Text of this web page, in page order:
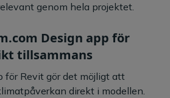
genom hela projektet.
Design app för
tillsammans
för Revit gör det möjligt att
direkt i modellen.